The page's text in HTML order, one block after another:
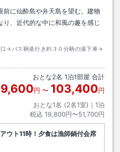
に仙酔島や弁天島を望む。建物
、近代的な中に和風の趣を感じ
口→バス鞆港行き約３０分鞆の浦下車→
おとな2名 1泊1部屋 合計
円 〜 103,400円
おとな1名 (2名1室)｜ 1泊
税込 19,800円〜51,700円
ウト11時！夕食は漁師鍋付会席